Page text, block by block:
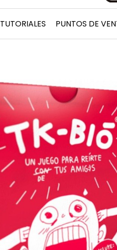
TUTORIALES PUNTOS DE